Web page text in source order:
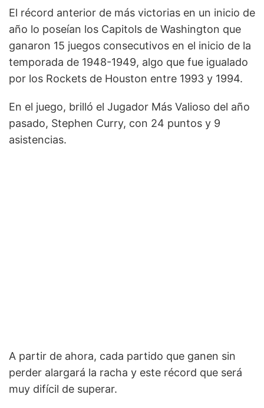
El récord anterior de más victorias en un inicio de
año lo poseían los Capitols de Washington que
ganaron 15 juegos consecutivos en el inicio de la
temporada de 1948-1949, algo que fue igualado
por los Rockets de Houston entre 1993 y 1994.
En el juego, brilló el Jugador Más Valioso del año
pasado, Stephen Curry, con 24 puntos y 9
asistencias.
A partir de ahora, cada partido que ganen sin
perder alargará la racha y este récord que será
muy difícil de superar.